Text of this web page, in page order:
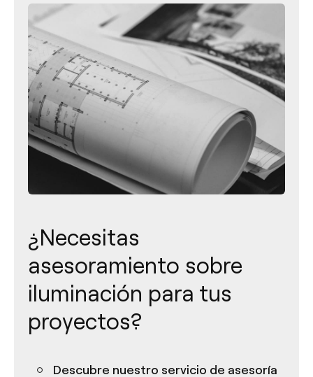
¿Necesitas
asesoramiento sobre
iluminación para tus
proyectos?
Descubre nuestro servicio de asesoría
Contacto